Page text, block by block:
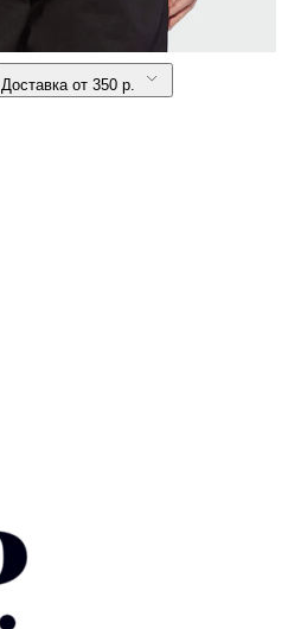
Доставка от 350 р.